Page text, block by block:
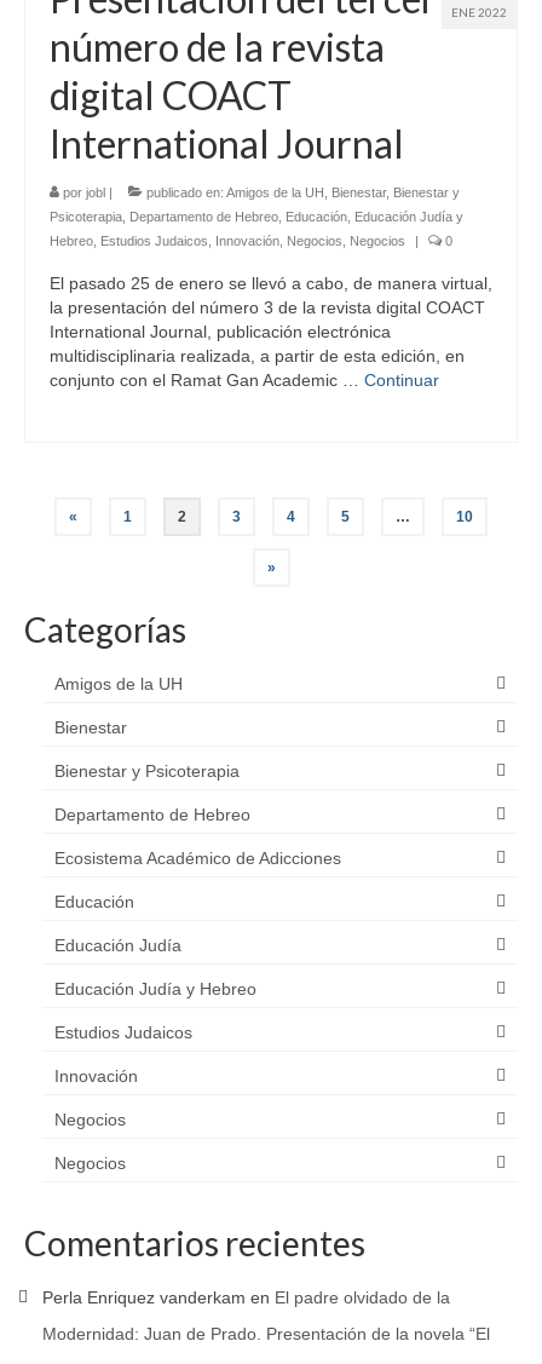
ENE 2022
número de la revista
digital COACT
International Journal
por jobl | publicado en: Amigos de la UH Bienestar, Bienestar y
Psicoterapia Departamento de Hebreo Educación Educación Judía y
Hebreo Estudios Judaicos Innovación Negocios Negocios | 0
El pasado 25 de enero se llevó a cabo, de manera virtual,
la presentación del número 3 de la revista digital COACT
International Journal, publicación electrónica
multidisciplinaria realizada, a partir de esta edición, en
conjunto con el Ramat Gan Academic … Continuar
Paginación
entradas
« 1 2 3 4 5 … 10
»
Categorías
Amigos de la UH
Bienestar
Bienestar y Psicoterapia
Departamento de Hebreo
Ecosistema Académico de Adicciones
Educación
Educación Judía
Educación Judía y Hebreo
Estudios Judaicos
Innovación
Negocios
Negocios
Comentarios recientes
Perla Enriquez vanderkam en El padre olvidado de la
Modernidad: Juan de Prado. Presentación de la novela “El